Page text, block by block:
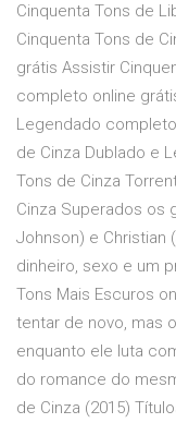
Cinquenta Tons de
Cinquenta Tons de
grátis Assistir
completo online
Legendado
de Cinza Dublado e
Tons de Cinza
Cinza Superados os
Johnson) e Christian
dinheiro, sexo e um
Tons Mais Escuros
tentar de novo, mas
enquanto ele luta
do romance do
de Cinza (2015)